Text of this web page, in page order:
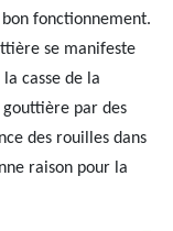
fonctionnement.
se manifeste
casse de la
par des
des rouilles dans
raison pour la